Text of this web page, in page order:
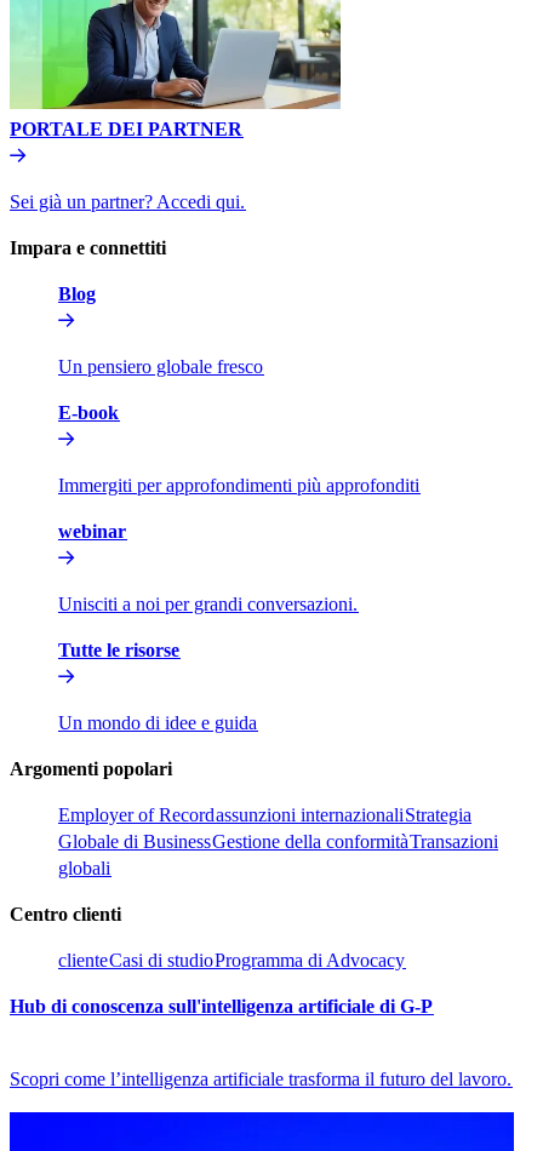
PORTALE DEI PARTNER​​
Sei già un partner? Accedi qui.​​
Impara e connettiti​​
Blog​​
Un pensiero globale fresco​​
E-book​​
Immergiti per approfondimenti più approfonditi​​
webinar​​
Unisciti a noi per grandi conversazioni.​​
Tutte le risorse​​
Un mondo di idee e guida​​
Argomenti popolari​​
Employer of Record​​assunzioni internazionali​​Strategia
Globale di Business​​Gestione della conformità​​Transazioni
globali​​
Centro clienti​​
cliente​​Casi di studio​​Programma di Advocacy​​
Hub di conoscenza sull'intelligenza artificiale di G-P​​
Scopri come l’intelligenza artificiale trasforma il futuro del lavoro.​​